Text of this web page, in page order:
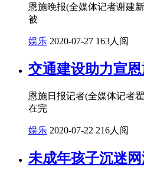
恩施晚报(全媒体记者谢建
被
娱乐 2020-07-27 163人阅
交通建设助力宣
恩施日报记者(全媒体记者
在完
娱乐 2020-07-22 216人阅
未成年孩子沉迷